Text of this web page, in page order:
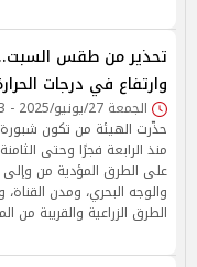
تحذير من طقس السبت..
وارتفاع في درجات
الجمعة 27/يونيو/2025 - 11:33 م
حذّرت الهيئة من تكون
منذ الرابعة فجرًا وحتى
على الطرق المؤدية من وإلى
والوجه البحري، ومدن
الطرق الزراعية والقريبة من